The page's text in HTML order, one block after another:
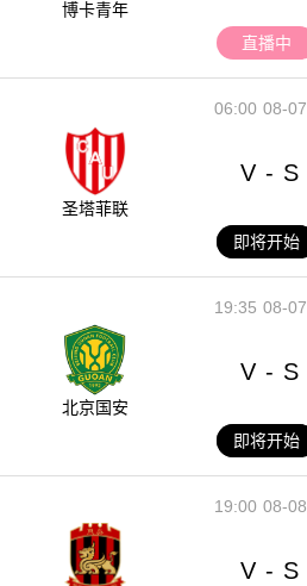
博卡青年
直播中
08-07
06:00
圣塔菲联
V - S
即将开始
08-07
19:35
北京国安
V - S
即将开始
08-08
19:00
V - S